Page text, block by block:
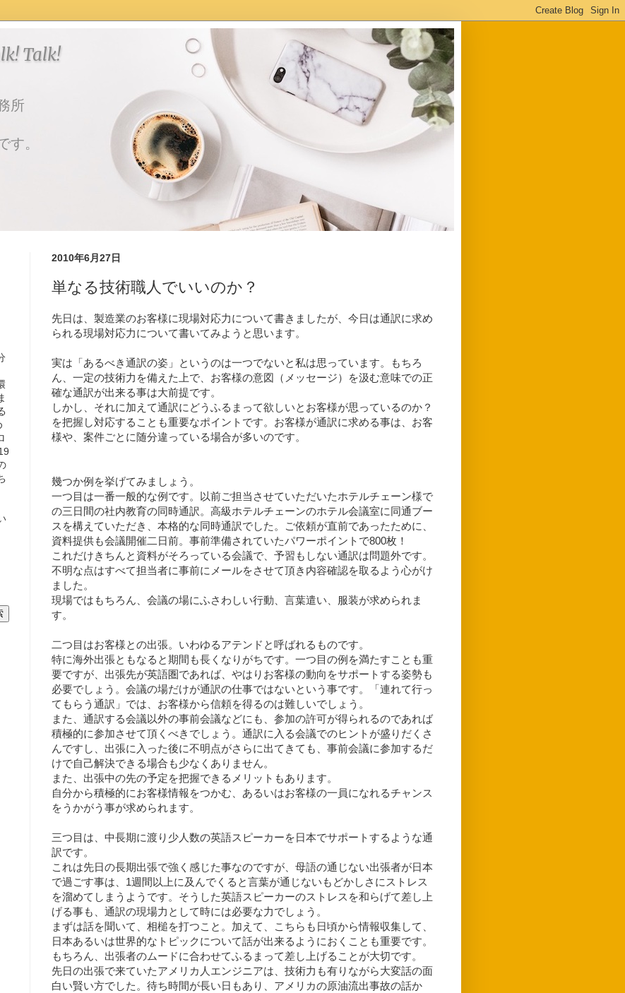
Talk!
所
す。
2010年6月27日
単なる技術職人でいいのか？
先日は、製造業のお客様に現場対応力について書きましたが、今日は通訳に求め
られる現場対応力について書いてみようと思います。
実は「あるべき通訳の姿」というのは一つでないと私は思っています。もちろ
ん、一定の技術力を備えた上で、お客様の意図（メッセージ）を汲む意味での正
確な通訳が出来る事は大前提です。
しかし、それに加えて通訳にどうふるまって欲しいとお客様が思っているのか？
を把握し対応することも重要なポイントです。お客様が通訳に求める事は、お客
様や、案件ごとに随分違っている場合が多いのです。
幾つか例を挙げてみましょう。
一つ目は一番一般的な例です。以前ご担当させていただいたホテルチェーン様で
の三日間の社内教育の同時通訳。高級ホテルチェーンのホテル会議室に同通ブー
スを構えていただき、本格的な同時通訳でした。ご依頼が直前であったために、
資料提供も会議開催二日前。事前準備されていたパワーポイントで800枚！
これだけきちんと資料がそろっている会議で、予習もしない通訳は問題外です。
不明な点はすべて担当者に事前にメールをさせて頂き内容確認を取るよう心がけ
ました。
現場ではもちろん、会議の場にふさわしい行動、言葉遣い、服装が求められま
す。
二つ目はお客様との出張。いわゆるアテンドと呼ばれるものです。
特に海外出張ともなると期間も長くなりがちです。一つ目の例を満たすことも重
要ですが、出張先が英語圏であれば、やはりお客様の動向をサポートする姿勢も
必要でしょう。会議の場だけが通訳の仕事ではないという事です。「連れて行っ
てもらう通訳」では、お客様から信頼を得るのは難しいでしょう。
また、通訳する会議以外の事前会議などにも、参加の許可が得られるのであれば
積極的に参加させて頂くべきでしょう。通訳に入る会議でのヒントが盛りだくさ
んですし、出張に入った後に不明点がさらに出てきても、事前会議に参加するだ
けで自己解決できる場合も少なくありません。
また、出張中の先の予定を把握できるメリットもあります。
自分から積極的にお客様情報をつかむ、あるいはお客様の一員になれるチャンス
をうかがう事が求められます。
三つ目は、中長期に渡り少人数の英語スピーカーを日本でサポートするような通
訳です。
これは先日の長期出張で強く感じた事なのですが、母語の通じない出張者が日本
で過ごす事は、1週間以上に及んでくると言葉が通じないもどかしさにストレス
を溜めてしまうようです。そうした英語スピーカーのストレスを和らげて差し上
げる事も、通訳の現場力として時には必要な力でしょう。
まずは話を聞いて、相槌を打つこと。加えて、こちらも日頃から情報収集して、
日本あるいは世界的なトピックについて話が出来るようにおくことも重要です。
もちろん、出張者のムードに合わせてふるまって差し上げることが大切です。
先日の出張で来ていたアメリカ人エンジニアは、技術力も有りながら大変話の面
白い賢い方でした。待ち時間が長い日もあり、アメリカの原油流出事故の話か